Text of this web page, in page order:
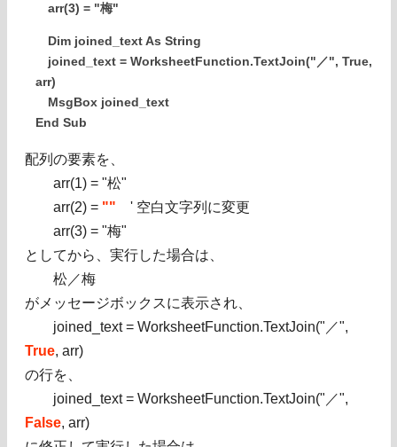
arr(3) = "梅"
Dim joined_text As String
joined_text = WorksheetFunction.TextJoin("／", True,
arr)
MsgBox joined_text
End Sub
配列の要素を、
arr(1) = "松"
arr(2) = "" ' 空白文字列に変更
arr(3) = "梅"
としてから、実行した場合は、
松／梅
がメッセージボックスに表示され、
joined_text = WorksheetFunction.TextJoin("／",
True, arr)
の行を、
joined_text = WorksheetFunction.TextJoin("／",
False, arr)